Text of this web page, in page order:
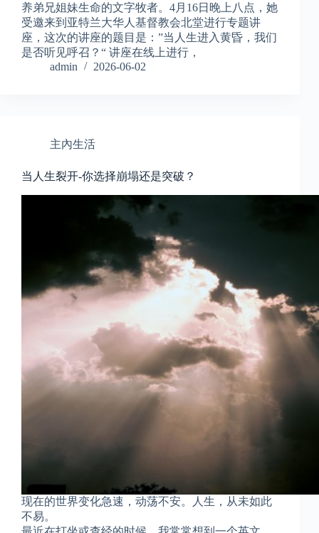
养弟兄姐妹生命的文字牧者。4月16日晚上八点，她
受邀来到亚特兰大华人基督教会北堂进行专题讲
座，这次的讲座的题目是：”当人生进入黄昏，我们
是否听见呼召？“ 讲座在线上进行，
admin
2026-06-02
主內生活
当人生裂开-你选择崩塌还是突破？
现在的世界变化急速，动荡不安。人生，从未如此
不易。